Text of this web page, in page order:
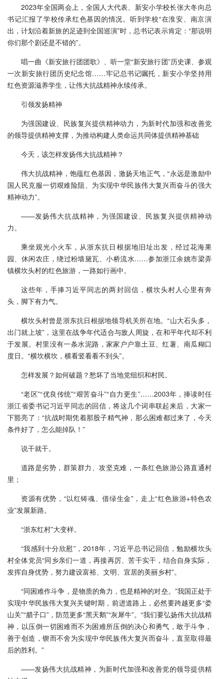
2023年全国两会上，全国人大代表、新安小学校长张大冬向总
书记汇报了学校传承红色基因的情况。听到学校“在淮安、南京演
出，计划沿着新旅的足迹到全国巡演”时，总书记表示肯定：“那说明
你们那个剧还是不错的”。
唱一曲《新安旅行团团歌》、听一堂“新安旅行团”历史课、参观
一次新安旅行团历史纪念馆……牢记总书记嘱托，新安小学坚持用
红色资源滋养学生，让伟大抗战精神永续传承。
引领发扬精神
为强国建设、民族复兴提供精神动力，为新时代加强和改善党
的领导提供精神支撑，为推动构建人类命运共同体提供精神基础
今天，该怎样发扬伟大抗战精神？
伟大抗战精神，饱蕴红色基因，激扬天地正气，“永远是激励中
国人民克服一切艰难险阻、为实现中华民族伟大复兴而奋斗的强大
精神动力”。
——发扬伟大抗战精神，为强国建设、民族复兴提供精神动
力。
乘坐观光小火车，从浙东抗日根据地旧址出发，经过花海果
园、休闲农庄，绕过粉墙黛瓦、小桥流水……参加浙江余姚市梁弄
镇横坎头村的红色旅游，一路如行画中。
这些年，手捧习近平同志的两封回信，横坎头村人心里有奔
头，脚下有力气。
横坎头村曾是浙东抗日根据地领导机关所在地。“山大石头多，
出门就上坡”，这里在战争年代适合与敌人周旋，在和平年代却不利
于发展。村里没有一条水泥路，家家户户靠土豆、红薯、南瓜糊口
度日。“横坎横坎，横看竖看看不到头”。
怎样发展？如何破题？愁坏了当地党组织和村民。
“老区”“优良传统”“艰苦奋斗”“自力更生”……2003年，捧读时任
浙江省委书记习近平同志的回信，将这几个词串联起来后，大家一
下豁亮了：“抗战时期凭着那股子精气神，那么困难都过来了，今天
条件好了，怎么能掉队！”
说干就干。
道路是劣势，群策群力、攻坚克难，一条红色旅游公路直通村
里；
资源有优势，“以红铸魂、借绿生金”，走上“红色旅游+特色农
业”发展新路。
“浙东红村”大变样。
“我感到十分欣慰”，2018年，习近平总书记回信，勉励横坎头
村全体党员“同乡亲们一道，再接再厉、苦干实干，结合自身实际，
发挥自身优势，努力建设富裕、文明、宜居的美丽乡村”。
“同困难作斗争，是物质的角力，也是精神的对垒。”我国正处于
实现中华民族伟大复兴关键时期，前进道路上，必然要跨越更多“娄
山关”“腊子口”，防范更多“黑天鹅”“灰犀牛”。“我们要弘扬伟大抗战精
神，以压倒一切困难而不为困难所压倒的决心和勇气，敢于斗争，
善于创造，锲而不舍为实现中华民族伟大复兴而奋斗，直至取得最
后的胜利。”
——发扬伟大抗战精神，为新时代加强和改善党的领导提供精